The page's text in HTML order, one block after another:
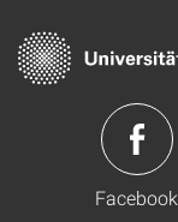
Facebook